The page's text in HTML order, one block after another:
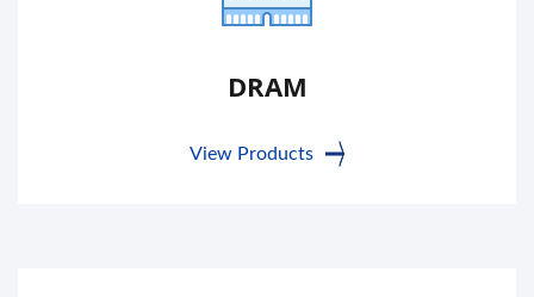
DRAM
View Products